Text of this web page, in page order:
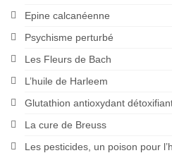
Epine calcanéenne
Psychisme perturbé
Les Fleurs de Bach
L’huile de Harleem
Glutathion antioxydant
La cure de Breuss
Les pesticides, un poison pour